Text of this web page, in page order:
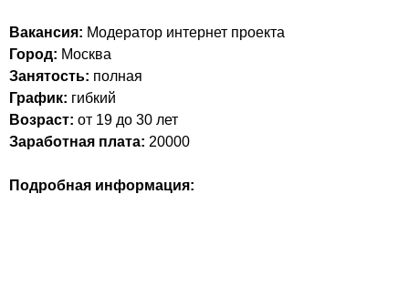
Вакансия: Модератор интернет проекта
Город: Москва
Занятость: полная
График: гибкий
Возраст: от 19 до 30 лет
Заработная плата: 20000
Подробная информация: